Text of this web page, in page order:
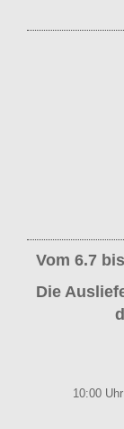
Vom 6.7
Die
10:00